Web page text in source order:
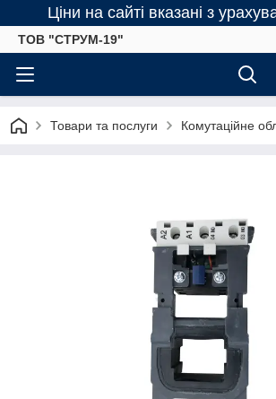
Ціни на сайті вказані з
ТОВ "СТРУМ-19"
Товари та послуги Комутаційне